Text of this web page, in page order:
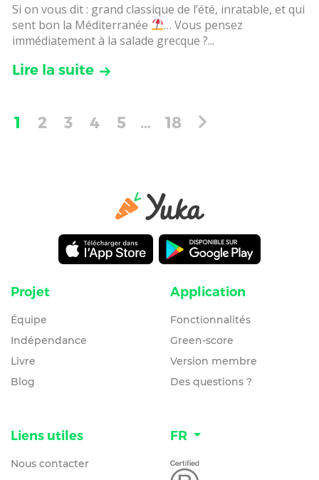
Si on vous dit : grand classique de l’été, inratable, et qui
sent bon la Méditerranée
… Vous pensez
immédiatement à la salade grecque ?...
Lire la suite
1 2 3 4 5 … 18
Projet
Équipe
Indépendance
Livre
Blog
Application
Fonctionnalités
Green-score
Version membre
Des questions ?
Liens utiles
Nous contacter
FR